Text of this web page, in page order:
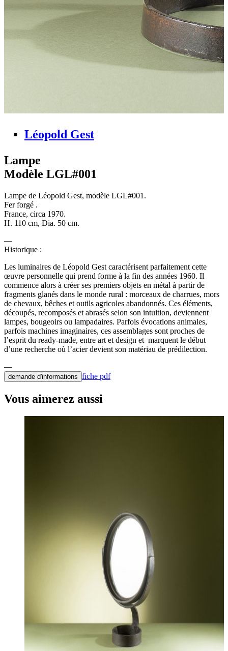
Léopold Gest
Lampe
Modèle LGL#001
Lampe de Léopold Gest, modèle LGL#001.
Fer forgé .
France, circa 1970.
H. 110 cm, Dia. 50 cm.
Historique :
Les luminaires de Léopold Gest caractérisent parfaitement cette
œuvre personnelle qui prend forme à la fin des années 1960. Il
commence alors à créer ses premiers objets en métal à partir de
fragments glanés dans le monde rural : morceaux de charrues, mors
de chevaux, bêches et outils agricoles abandonnés. Ces éléments,
découpés, recomposés et abrasés selon son intuition, deviennent
lampes, bougeoirs ou lampadaires. Parfois évocations animales,
parfois machines imaginaires, ces assemblages sont proches de
l’esprit du ready-made, entre art et design et marquent le début
d’une recherche où l’acier devient son matériau de prédilection.
demande d'informations fiche pdf
Vous aimerez aussi